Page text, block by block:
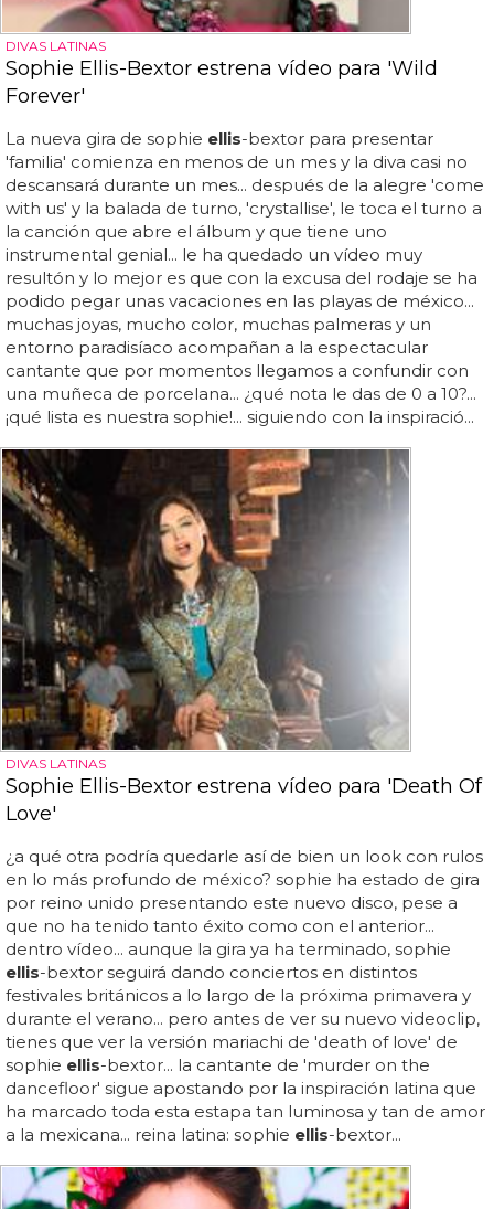
DIVAS LATINAS
Sophie Ellis-Bextor estrena vídeo para 'Wild
Forever'
La nueva gira de sophie ellis-bextor para presentar
'familia' comienza en menos de un mes y la diva casi no
descansará durante un mes... después de la alegre 'come
with us' y la balada de turno, 'crystallise', le toca el turno a
la canción que abre el álbum y que tiene uno
instrumental genial... le ha quedado un vídeo muy
resultón y lo mejor es que con la excusa del rodaje se ha
podido pegar unas vacaciones en las playas de méxico...
muchas joyas, mucho color, muchas palmeras y un
entorno paradisíaco acompañan a la espectacular
cantante que por momentos llegamos a confundir con
una muñeca de porcelana... ¿qué nota le das de 0 a 10?...
¡qué lista es nuestra sophie!... siguiendo con la inspiració...
DIVAS LATINAS
Sophie Ellis-Bextor estrena vídeo para 'Death Of
Love'
¿a qué otra podría quedarle así de bien un look con rulos
en lo más profundo de méxico? sophie ha estado de gira
por reino unido presentando este nuevo disco, pese a
que no ha tenido tanto éxito como con el anterior...
dentro vídeo... aunque la gira ya ha terminado, sophie
ellis-bextor seguirá dando conciertos en distintos
festivales británicos a lo largo de la próxima primavera y
durante el verano... pero antes de ver su nuevo videoclip,
tienes que ver la versión mariachi de 'death of love' de
sophie ellis-bextor... la cantante de 'murder on the
dancefloor' sigue apostando por la inspiración latina que
ha marcado toda esta estapa tan luminosa y tan de amor
a la mexicana... reina latina: sophie ellis-bextor...